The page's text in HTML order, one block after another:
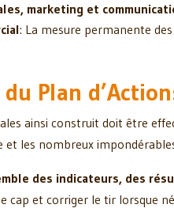
marketing et
: La mesure permanente
Plan
ainsi construit doit être
et les nombreux
des indicateurs, des
cap et corriger le tir lorsque